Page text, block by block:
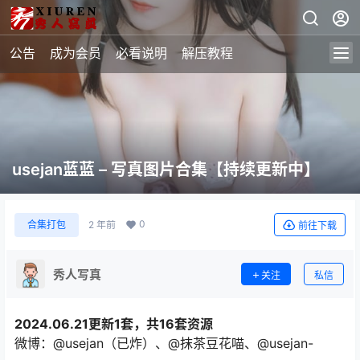
公告 成为会员 必看说明 解压教程
usejan蓝蓝 – 写真图片合集【持续更新中】
合集打包 2 年前 0 前往下载
秀人写真 关注 私信
2024.06.21更新1套，共16套资源
微博：@usejan（已炸）、@抹茶豆花喵、@usejan-